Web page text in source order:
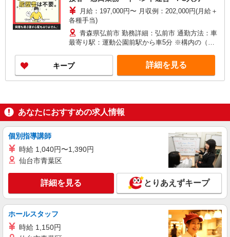
月給：197,000円〜 月収例：202,000円(月給＋
各種手当)
青森県弘前市 勤務詳細：弘前市 通勤方法：車
最寄り駅：運動公園前駅から車5分 ※構内の（無
キープ 詳細を見る
あなたにおすすめの求人情報
個別指導講師
時給 1,040円〜1,390円
仙台市青葉区
詳細を見る とりあえずキープ
ホールスタッフ
時給 1,150円